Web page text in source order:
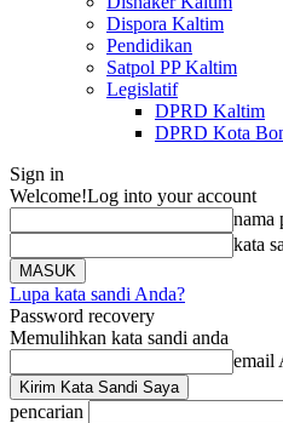
Dispora Kaltim
Pendidikan
Satpol PP Kaltim
Legislatif
DPRD Kaltim
DPRD Kota
Sign in
Welcome!Log into your account
nama
kata
Lupa kata sandi Anda?
Password recovery
Memulihkan kata sandi anda
email
pencarian